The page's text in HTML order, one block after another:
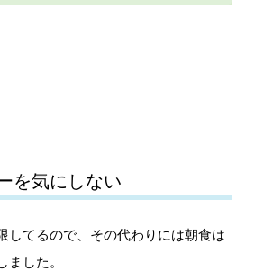
を気にしない
してるので、その代わりには朝食は
ました。